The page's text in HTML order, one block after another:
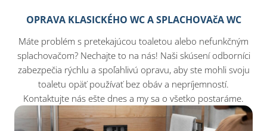
OPRAVA KLASICKÉHO WC A SPLACHOVAčA WC
Máte problém s pretekajúcou toaletou alebo nefunkčným
splachovačom? Nechajte to na nás! Naši skúsení odborníci
zabezpečia rýchlu a spoľahlivú opravu, aby ste mohli svoju
toaletu opäť používať bez obáv a nepríjemností.
Kontaktujte nás ešte dnes a my sa o všetko postaráme.